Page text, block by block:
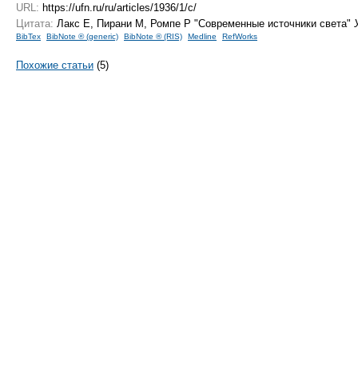
URL: https://ufn.ru/ru/articles/1936/1/c/
Цитата: Лакс Е, Пирани М, Ромпе Р "Современные источники света"
BibTex BibNote ® (generic) BibNote ® (RIS) Medline RefWorks
Похожие статьи (5)